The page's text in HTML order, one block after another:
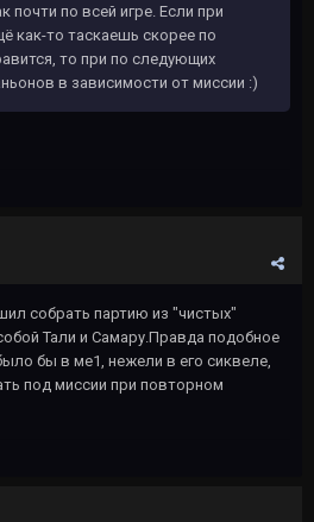
почти по всей игре. Если при
как-то таскаешь скорее по
то при по следующих
в зависимости от миссии :)
собрать партию из "чистых"
Тали и Самару.Правда подобное
бы в ме1, нежели в его сиквеле,
под миссии при повторном